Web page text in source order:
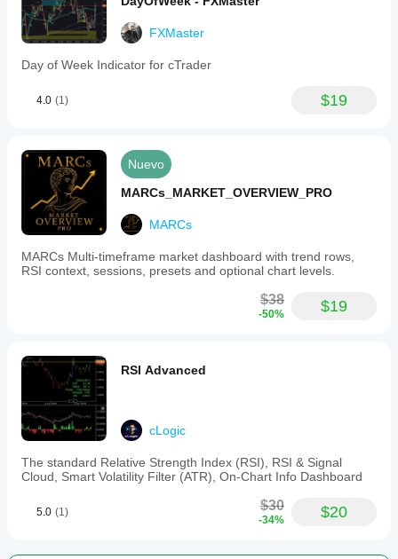
FXMaster
Day of Week Indicator for cTrader
4.0 (1) $19
Nuevo
MARCs_MARKET_OVERVIEW_PRO
MARCs
MARCs Multi-timeframe market dashboard with trend rows,
RSI context, sessions, presets and optional chart levels.
$38
-50% $19
RSI Advanced
cLogic
The standard Relative Strength Index (RSI), RSI & Signal
Cloud, Smart Volatility Filter (ATR), On-Chart Info Dashboard
5.0 (1) $30
-34% $20